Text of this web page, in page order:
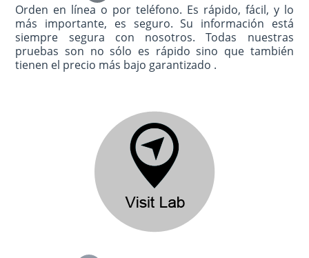
Orden en línea o por teléfono. Es rápido, fácil, y lo
más importante, es seguro. Su información está
siempre segura con nosotros. Todas nuestras
pruebas son no sólo es rápido sino que también
tienen el precio más bajo garantizado .